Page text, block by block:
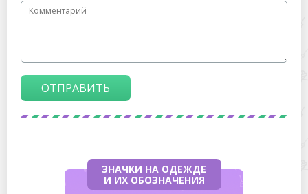
ОТПРАВИТЬ
ЗНАЧКИ НА ОДЕЖДЕ
И ИХ ОБОЗНАЧЕНИЯ